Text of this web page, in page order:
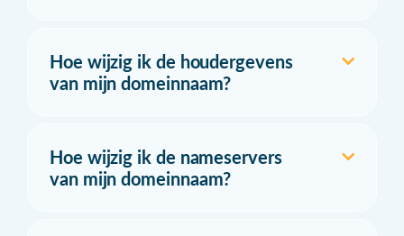
Hoe wijzig ik de houdergevens
van mijn domeinnaam?
Hoe wijzig ik de nameservers
van mijn domeinnaam?